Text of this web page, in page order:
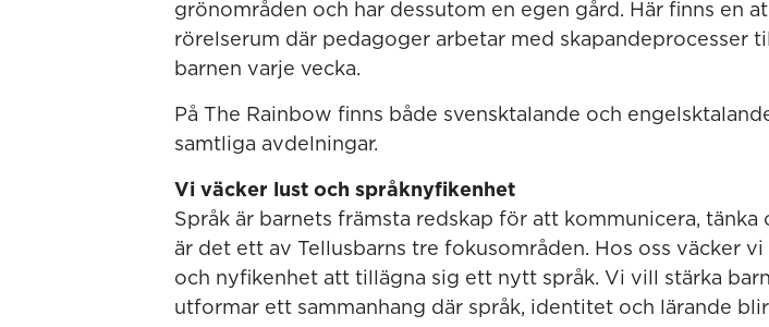
grönområden och har dessutom en egen gård. Här finns en
rörelserum där pedagoger arbetar med skapandeprocesser
barnen varje vecka.
På The Rainbow finns både svensktalande och
samtliga avdelningar.
Vi väcker lust och språknyfikenhet
Språk är barnets främsta redskap för att kommunicera, tänka
är det ett av Tellusbarns tre fokusområden. Hos oss väcker
och nyfikenhet att tillägna sig ett nytt språk. Vi vill stärka
utformar ett sammanhang där språk, identitet och lärande